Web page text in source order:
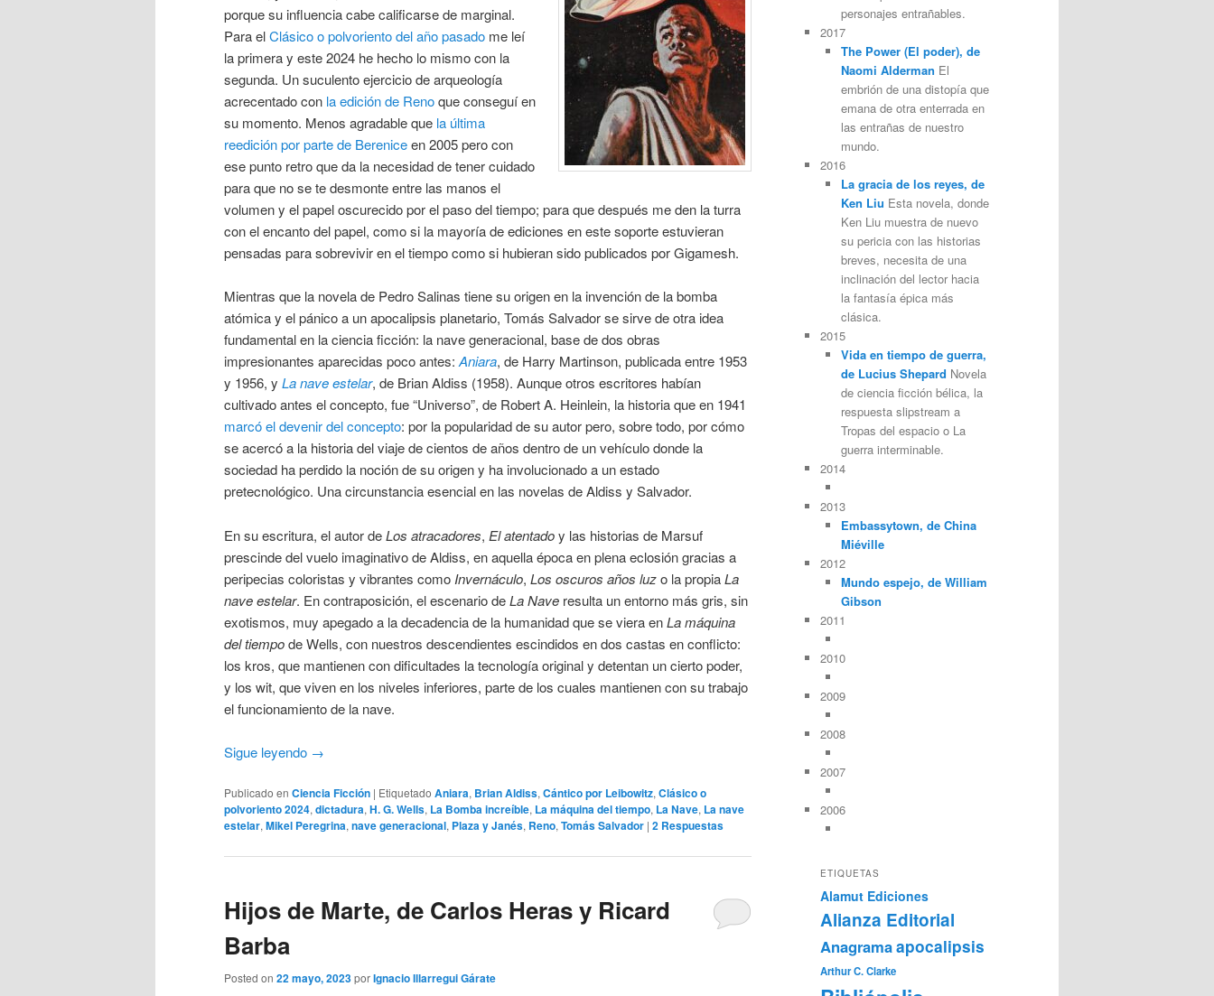
porque su influencia cabe calificarse de marginal.
Para elClásico o polvoriento del año pasado me leí
la primera y este 2024 he hecho lo mismo con la
segunda. Un suculento ejercicio de arqueología
acrecentado con la edición de Renoque conseguí en
su momento. Menos agradable que la última
reedición por parte de Bereniceen 2005 pero con
ese punto retro que da la necesidad de tener cuidado
para que no se te desmonte entre las manos el
volumen y el papel oscurecido por el paso del tiempo; para que después me den la turra
con el encanto del papel, como si la mayoría de ediciones en este soporte estuvieran
pensadas para sobrevivir en el tiempo como si hubieran sido publicados por Gigamesh.
Mientras que la novela de Pedro Salinas tiene su origen en la invención de la bomba
atómica y el pánico a un apocalipsis planetario, Tomás Salvador se sirve de otra idea
fundamental en la ciencia ficción: la nave generacional, base de dos obras
impresionantes aparecidas poco antes: Aniara, de Harry Martinson, publicada entre 1953
y 1956, y La nave estelar, de Brian Aldiss (1958). Aunque otros escritores habían
cultivado antes el concepto, fue “Universo”, de Robert A. Heinlein, la historia que en 1941
marcó el devenir del concepto: por la popularidad de su autor pero, sobre todo, por cómo
se acercó a la historia del viaje de cientos de años dentro de un vehículo donde la
sociedad ha perdido la noción de su origen y ha involucionado a un estado
pretecnológico. Una circunstancia esencial en las novelas de Aldiss y Salvador.
En su escritura, el autor deLos atracadores, El atentadoy las historias de Marsuf
prescinde del vuelo imaginativo de Aldiss, en aquella época en plena eclosión gracias a
peripecias coloristas y vibrantes como Invernáculo, Los oscuros años luzo la propiaLa
nave estelar. En contraposición, el escenario deLa Nave resulta un entorno más gris, sin
exotismos, muy apegado a la decadencia de la humanidad que se viera enLa máquina
del tiempode Wells, con nuestros descendientes escindidos en dos castas en conflicto:
los kros, que mantienen con dificultades la tecnología original y detentan un cierto poder,
y los wit, que viven en los niveles inferiores, parte de los cuales mantienen con su trabajo
el funcionamiento de la nave.
Sigue leyendo →
Publicado en Ciencia Ficción | Etiquetado Aniara, Brian Aldiss, Cántico por Leibowitz, Clásico o
polvoriento 2024, dictadura, H. G. Wells, La Bomba increíble, La máquina del tiempo, La Nave, La nave
estelar, Mikel Peregrina, nave generacional, Plaza y Janés, Reno, Tomás Salvador | 2 Respuestas
Hijos de Marte, de Carlos Heras y Ricard
Barba
Posted on 22 mayo, 2023porIgnacio Illarregui Gárate
personajes entrañables.
2017
The Power (El poder), de
Naomi Alderman El
embrión de una distopía que
emana de otra enterrada en
las entrañas de nuestro
mundo.
2016
La gracia de los reyes, de
Ken Liu Esta novela, donde
Ken Liu muestra de nuevo
su pericia con las historias
breves, necesita de una
inclinación del lector hacia
la fantasía épica más
clásica.
2015
Vida en tiempo de guerra,
de Lucius Shepard Novela
de ciencia ficción bélica, la
respuesta slipstream a
Tropas del espacio o La
guerra interminable.
2014
2013
Embassytown, de China
Miéville
2012
Mundo espejo, de William
Gibson
2011
2010
2009
2008
2007
2006
ETIQUETAS
Alamut Ediciones
Alianza Editorial
Anagramaapocalipsis
Arthur C. Clarke